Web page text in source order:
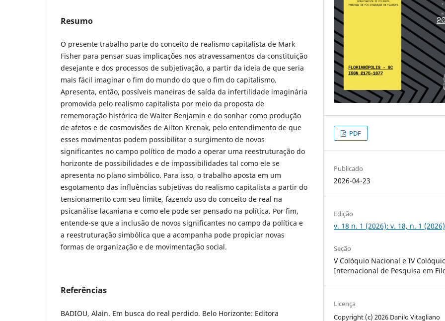
Resumo
O presente trabalho parte do conceito de realismo capitalista de Mark
Fisher para pensar suas implicações nos atravessamentos da constituição
desejante e dos processos de subjetivação, a partir da ideia de que seria
mais fácil imaginar o fim do mundo do que o fim do capitalismo.
Apresenta, então, possíveis maneiras de saída da infertilidade imaginária
promovida pelo realismo capitalista por meio da proposta de
rememoração histórica de Walter Benjamin e do sonhar como produção
de afetos e de cosmovisões de Ailton Krenak, pelo entendimento de que
esses movimentos podem possibilitar o surgimento de novos
significantes no campo político de modo a operar uma reestruturação do
horizonte de possibilidades e de impossibilidades tal como ele se
apresenta no plano simbólico. Para isso, o trabalho aposta em um
esgotamento das influências subjetivas do realismo capitalista a partir do
tensionamento com seu limite, fazendo uso do conceito de real na
psicanálise lacaniana e como ele pode ser pensado na política. Por fim,
entende-se que a inclusão de novos significantes no campo da política e
a reestruturação simbólica que a acompanha pode propiciar novas
formas de organização e de movimentação social.
Referências
BADIOU, Alain. Em busca do real perdido. Belo Horizonte: Editora
PDF
Publicado
2026-04-23
Edição
v. 18 n. 1 (2026): v. 18, n. 1 (2026)
Seção
V Colóquio Nacional e IV
Internacional de Pesquisa em
Licença
Copyright (c) 2026 Danilo Vitagliano